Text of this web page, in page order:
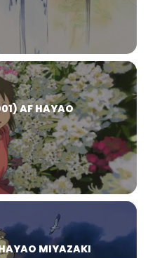
AF HAYAO
MIYAZAKI